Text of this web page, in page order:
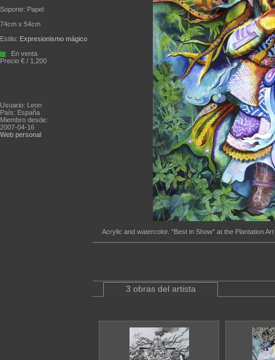
Soporte: Papel
74cm x 54cm
Estilo: Expresionismo mágico
En venta
Precio € / 1,200
Usuario: Leon
País: España
Miembro desde:
2007-04-16
Web personal
Acrylic and watercolor. "Best in Show" at the Plantation
3 obras del artista